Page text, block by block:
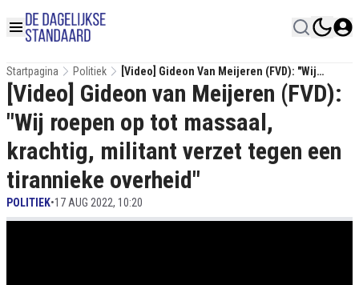
Startpagina Politiek
[Video] Gideon Van Meijeren (FVD): "Wij
Roepen Op Tot Massaal, Krachtig, Militant
Verzet Tegen Een Tirannieke Overheid"
[Video] Gideon van Meijeren (FVD):
"Wij roepen op tot massaal,
krachtig, militant verzet tegen een
tirannieke overheid"
POLITIEK•17 AUG 2022, 10:20